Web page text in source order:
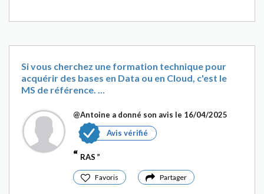
Si vous cherchez une formation technique pour
acquérir des bases en Data ou en Cloud, c'est le
MS de référence. ...
@Antoine a donné son avis le 16/04/2025
Avis vérifié
RAS
Favoris Partager